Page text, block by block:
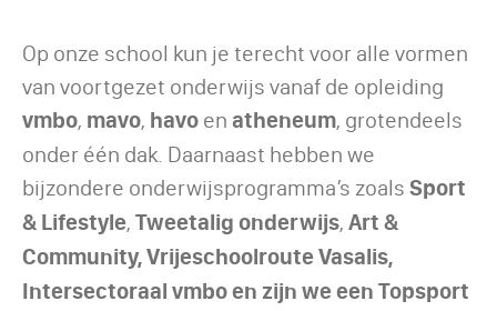
Op onze school kun je terecht voor alle vormen
van voortgezet onderwijs vanaf de opleiding
vmbo, mavo, havo en atheneum, grotendeels
onder één dak. Daarnaast hebben we
bijzondere onderwijsprogramma’s zoals Sport
& Lifestyle, Tweetalig onderwijs, Art &
Community,Vrijeschoolroute Vasalis,
Intersectoraal vmbo en zijn we een Topsport